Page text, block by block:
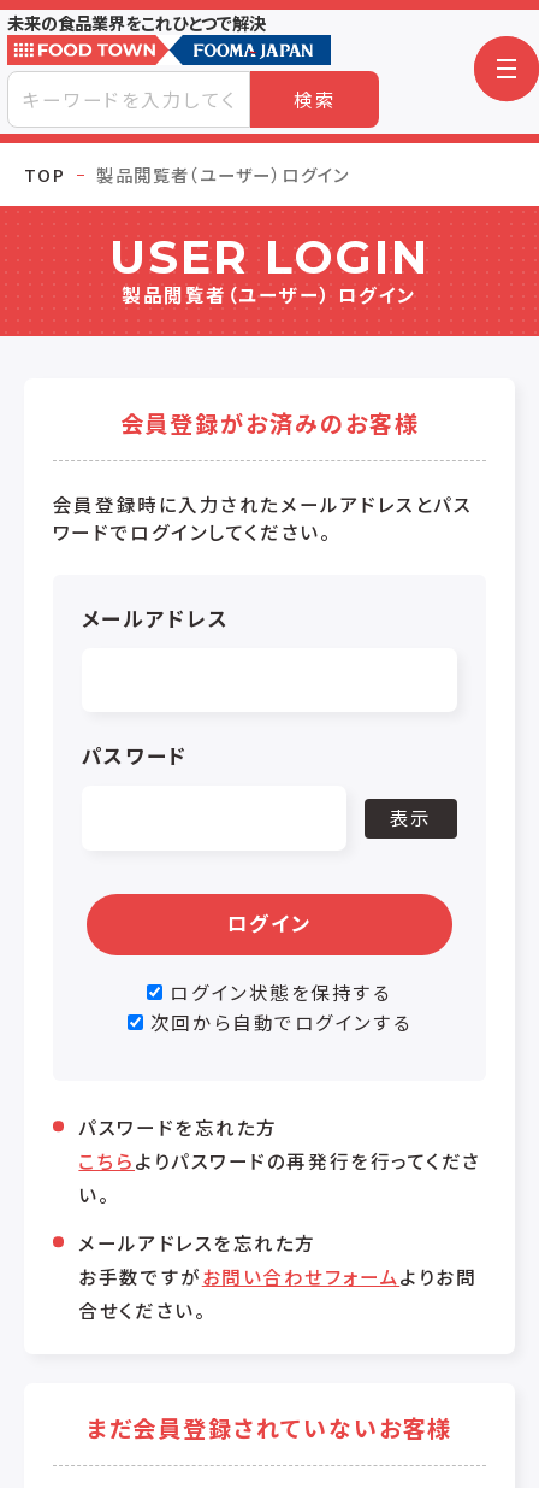
未来の食品業界をこれひとつで解決
検索
TOP 製品閲覧者（ユーザー）ログイン
USER LOGIN
製品閲覧者（ユーザー） ログイン
会員登録がお済みのお客様
会員登録時に入力されたメールアドレスとパス
ワードでログインしてください。
メールアドレス
パスワード
表示
ログイン
ログイン状態を保持する
次回から自動でログインする
パスワードを忘れた方
こちらよりパスワードの再発行を行ってくださ
い。
メールアドレスを忘れた方
お手数ですがお問い合わせフォームよりお問
合せください。
まだ会員登録されていないお客様